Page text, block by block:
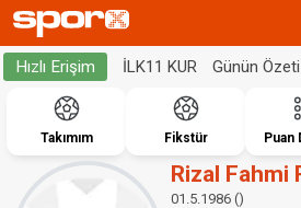
Hızlı Erişim İLK11 KUR Günün Özeti
Takımım Fikstür Puan
Rizal Fahmi
01.5.1986 ()